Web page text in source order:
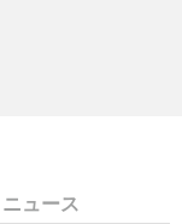
ニュース